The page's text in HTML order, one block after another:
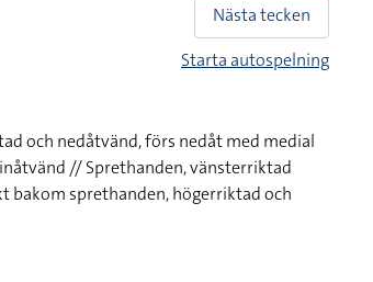
Nästa tecken
Starta autospelning
och nedåtvänd, förs nedåt med medial
// Sprethanden, vänsterriktad
bakom sprethanden, högerriktad och